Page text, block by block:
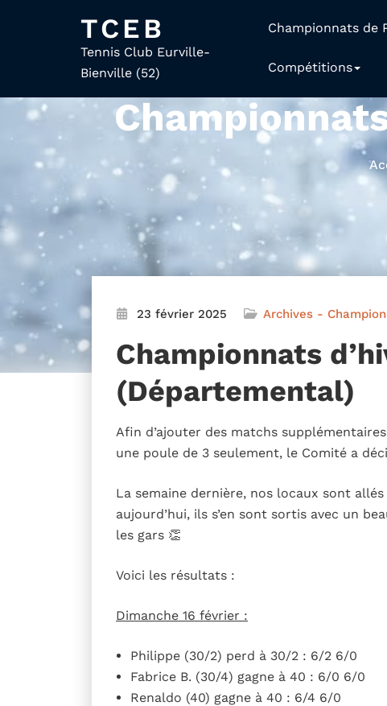
TCEB
Tennis Club Eurville-
Bienville (52)
Championnats de
Compétitions
23 février 2025 Archives -
Championnats
(Départemental)
Afin d’ajouter des matchs
une poule de 3 seulement, le Comité a
La semaine dernière, nos locaux sont
aujourd’hui, ils s’en sont sortis avec un
les gars 👏
Voici les résultats :
Dimanche 16 février :
Philippe (30/2) perd à 30/2 : 6/2 6/0
Fabrice B. (30/4) gagne à 40 : 6/0 6/0
Renaldo (40) gagne à 40 : 6/4 6/0